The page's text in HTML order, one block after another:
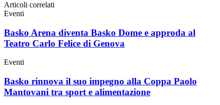
Articoli correlati
Eventi
Basko Arena diventa Basko Dome e approda al
Teatro Carlo Felice di Genova
Eventi
Basko rinnova il suo impegno alla Coppa Paolo
Mantovani tra sport e alimentazione